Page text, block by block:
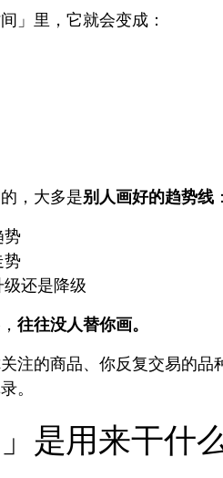
」里，它就会变成：
，大多是别人画好的趋势线 ：
势
势
还是降级
往往没人替你画。
注的商品、你反复交易的品
。
是用来干什